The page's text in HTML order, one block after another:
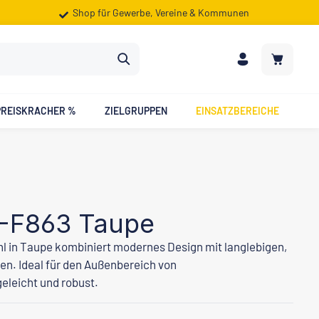
Shop für Gewerbe, Vereine & Kommunen
% ZIELGRUPPEN EINSATZBEREICHE
F863 Taupe
in Taupe kombiniert modernes Design mit langlebigen,
Ideal für den Außenbereich von
und robust.